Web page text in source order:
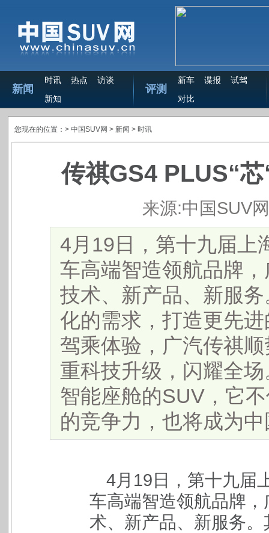
新闻
时讯 热点
访谈
新知
评测
新车 谍报
试驾
对比
您现在的位置：> 中国SUV网 > 新闻 > 时讯
传祺GS4 PLUS“
来源:中国SUV网
4月19日，第十九届上
车高端智造领航品牌
技术、新产品、新服
化的需求，打造更先
驾乘体验，广汽传祺
重科技升级，闪耀全
智能座舱的SUV，它
的竞争力，也将成为
4月19日，第十九届
车高端智造领航品牌
术、新产品、新服务